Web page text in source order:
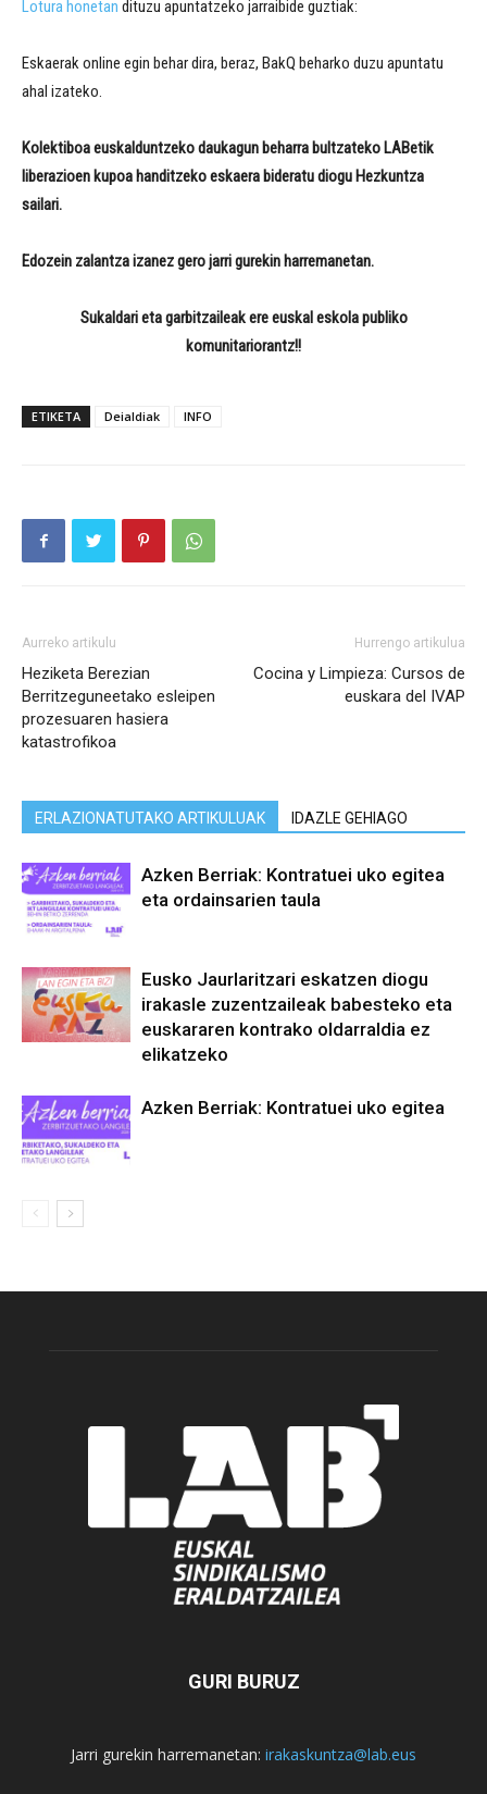
Loturahonetan dituzu apuntatzeko jarraibide guztiak:
Eskaerak online egin behar dira, beraz, BakQ beharko duzu apuntatu
ahal izateko.
Kolektiboa euskalduntzeko daukagun beharra bultzateko LABetik
liberazioen kupoa handitzeko eskaera bideratu diogu Hezkuntza
sailari.
Edozein zalantza izanez gero jarri gurekin harremanetan.
Sukaldari eta garbitzaileak ere euskal eskola publiko
komunitariorantz!!
ETIKETA Deialdiak INFO
Aurreko artikulu
Heziketa Berezian
Berritzeguneetako esleipen
prozesuaren hasiera
katastrofikoa
Hurrengo artikulua
Cocina y Limpieza: Cursos de
euskara del IVAP
ERLAZIONATUTAKO ARTIKULUAK IDAZLE GEHIAGO
Azken Berriak: Kontratuei uko egitea
eta ordainsarien taula
Eusko Jaurlaritzari eskatzen diogu
irakasle zuzentzaileak babesteko eta
euskararen kontrako oldarraldia ez
elikatzeko
Azken Berriak: Kontratuei uko egitea
GURI BURUZ
Jarri gurekin harremanetan: irakaskuntza@lab.eus